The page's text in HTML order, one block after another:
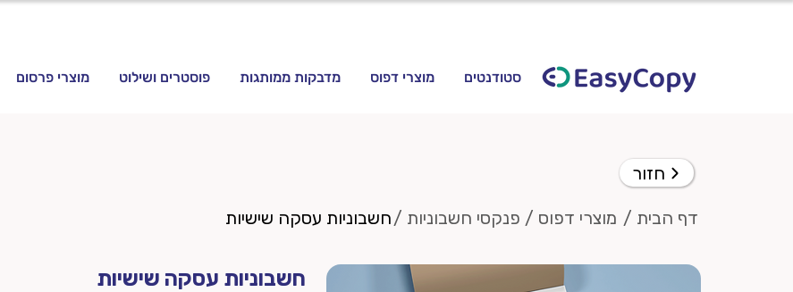
סטודנטים מוצרי דפוס מדבקות ממותגות פוסטרים ושילוט מוצרי פרסום
חזור
חשבוניות עסקה שישיותפנקסי חשבוניות / מוצרי דפוס / דף הבית /
חשבוניות עסקה שישיות